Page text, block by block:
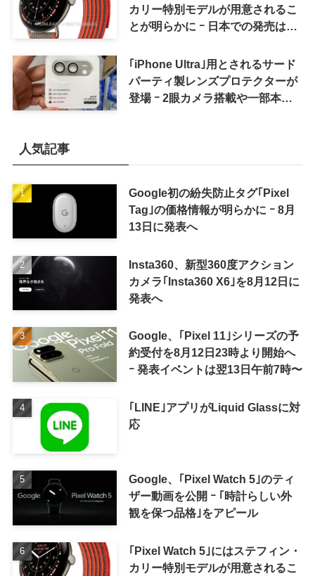
カリー特別モデルが用意されるこ
とが明らかに ｰ 日本での発売は期
｢iPhone Ultra｣用とされるサード
パーティ製レンズプロテクターが
登場 ｰ 2眼カメラ搭載や一部本体
人気記事
Google初の紛失防止タグ｢Pixel
Tag｣の価格情報が明らかに ｰ 8月
13日に発表へ
Insta360、新型360度アクション
カメラ｢Insta360 X6｣を8月12日に
発表へ
Google、｢Pixel 11｣シリーズの予
約受付を8月12日23時より開始へ
ｰ 発表イベントは翌13日午前7時〜
｢LINE｣アプリがLiquid Glassに対
応
Google、｢Pixel Watch 5｣のティ
ザー動画を公開 ｰ ｢時計らしい外
観を保つ品格｣をアピール
｢Pixel Watch 5｣にはステフィン・
カリー特別モデルが用意されるこ